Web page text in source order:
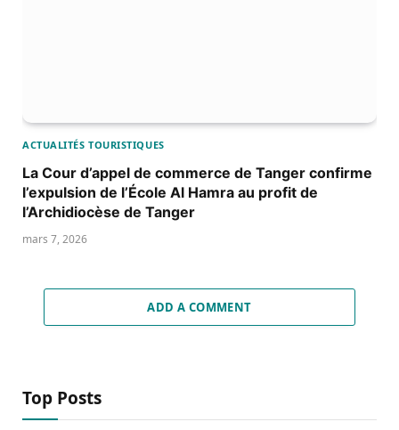
ACTUALITÉS TOURISTIQUES
La Cour d’appel de commerce de Tanger confirme
l’expulsion de l’École Al Hamra au profit de
l’Archidiocèse de Tanger
mars 7, 2026
ADD A COMMENT
Top Posts